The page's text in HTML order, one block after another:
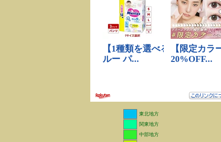
東北地方
関東地方
中部地方